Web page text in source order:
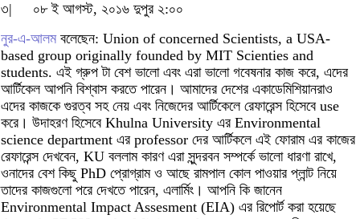
৩|
০৮ ই আগস্ট, ২০১৬ দুপুর ২:০০
নুর-এ-আলমবলেছেন: Union of concerned Scientists, a USA-
based group originally founded by MIT Scienties and
students. এই গ্রুপ টা বেশ ভালো এবং এরা ভালো গবেষনার কাজ করে, এদের
আর্টিকেল আপনি বিশ্বাস করতে পারেন। আমাদের দেশের একাডেমিশিয়ানরাও
এদের কাজকে গুরত্ব সহ নেয় এবং নিজেদের আর্টিকেলে রেফারেন্স হিসেবে use
করে। উদাহরণ হিসেবে Khulna University এর Environmental
science department এর professor দের আর্টিকলে এই ফোরাম এর কাজের
রেফারেন্স দেখবেন, KU বললাম কারণ এরা সুন্দরবন সম্পর্কে ভালো ধারণা রাখে,
ওনাদের বেশ কিছু PhD প্রোগ্রাম ও আছে রামপাল কোল পাওয়ার প্লান্ট নিয়ে
তাদের কাজগুলো পরে দেখতে পারেন, এলার্মিং। আপনি কি জানেন
Environmental Impact Assesment (EIA) এর রিপোর্ট করা হয়েছে